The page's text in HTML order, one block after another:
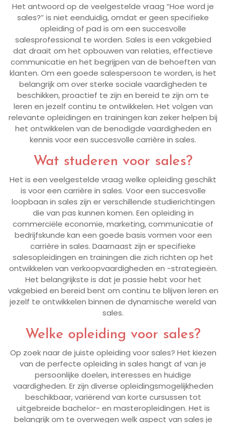
Het antwoord op de veelgestelde vraag “Hoe word je
sales?” is niet eenduidig, omdat er geen specifieke
opleiding of pad is om een succesvolle
salesprofessional te worden. Sales is een vakgebied
dat draait om het opbouwen van relaties, effectieve
communicatie en het begrijpen van de behoeften van
klanten. Om een goede salespersoon te worden, is het
belangrijk om over sterke sociale vaardigheden te
beschikken, proactief te zijn en bereid te zijn om te
leren en jezelf continu te ontwikkelen. Het volgen van
relevante opleidingen en trainingen kan zeker helpen bij
het ontwikkelen van de benodigde vaardigheden en
kennis voor een succesvolle carrière in sales.
Wat studeren voor sales?
Het is een veelgestelde vraag welke opleiding geschikt
is voor een carrière in sales. Voor een succesvolle
loopbaan in sales zijn er verschillende studierichtingen
die van pas kunnen komen. Een opleiding in
commerciële economie, marketing, communicatie of
bedrijfskunde kan een goede basis vormen voor een
carrière in sales. Daarnaast zijn er specifieke
salesopleidingen en trainingen die zich richten op het
ontwikkelen van verkoopvaardigheden en -strategieën.
Het belangrijkste is dat je passie hebt voor het
vakgebied en bereid bent om continu te blijven leren en
jezelf te ontwikkelen binnen de dynamische wereld van
sales.
Welke opleiding voor sales?
Op zoek naar de juiste opleiding voor sales? Het kiezen
van de perfecte opleiding in sales hangt af van je
persoonlijke doelen, interesses en huidige
vaardigheden. Er zijn diverse opleidingsmogelijkheden
beschikbaar, variërend van korte cursussen tot
uitgebreide bachelor- en masteropleidingen. Het is
belangrijk om te overwegen welk aspect van sales je